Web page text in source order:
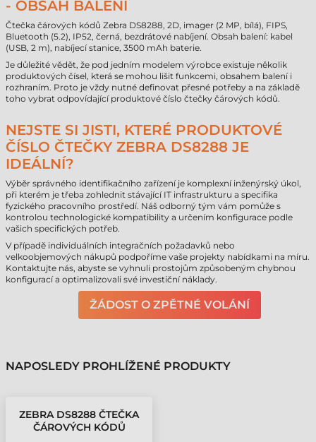
- OBSAH BALENÍ
Čtečka čárových kódů Zebra DS8288, 2D, imager (2 MP, bílá), FIPS,
Bluetooth (5.2), IP52, černá, bezdrátové nabíjení. Obsah balení: kabel
(USB, 2 m), nabíjecí stanice, 3500 mAh baterie.
Je důležité vědět, že pod jedním modelem výrobce existuje několik
produktových čísel, která se mohou lišit funkcemi, obsahem balení i
rozhraním. Proto je vždy nutné definovat přesné potřeby a na základě
toho vybrat odpovídající produktové číslo čtečky čárových kódů.
NEJSTE SI JISTI, KTERÉ PRODUKTOVÉ
ČÍSLO ČTEČKY ZEBRA DS8288 JE
IDEÁLNÍ?
Výběr správného identifikačního zařízení je komplexní inženýrský úkol,
při kterém je třeba zohlednit stávající IT infrastrukturu a specifika
fyzického pracovního prostředí. Náš odborný tým vám pomůže s
kontrolou technologické kompatibility a určením konfigurace podle
vašich specifických potřeb.
V případě individuálních integračních požadavků nebo
velkoobjemových nákupů podpoříme vaše projekty nabídkami na míru.
Kontaktujte nás, abyste se vyhnuli prostojům způsobeným chybnou
konfigurací a optimalizovali své investiční náklady.
ŽÁDOST O ZPĚTNÉ VOLÁNÍ
NAPOSLEDY PROHLÍŽENÉ PRODUKTY
ZEBRA DS8288 ČTEČKA
ČÁROVÝCH KÓDŮ